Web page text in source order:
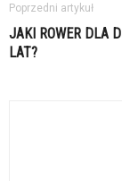
Poprzedni artykuł
JAKI ROWER DLA
LAT?